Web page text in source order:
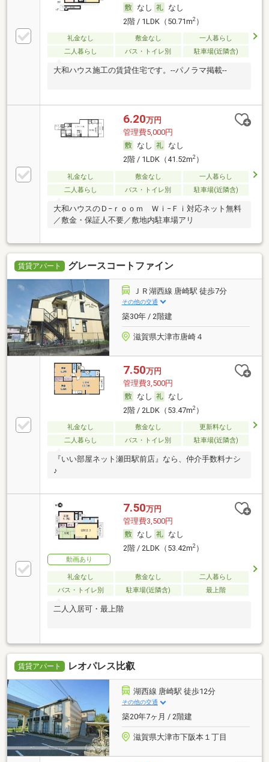
なし
なし
2階 / 1LDK（50.71m2）
礼金なし 敷金なし
一人暮らし
二人暮らし
バス・トイレ別 駐車場(近隣含)
大和ハウス施工の賃貸住宅です。--パノラマ掲載--
6.20万円
管理費5,000円
なし
なし
2階 / 1LDK（41.52m2）
礼金なし 敷金なし
一人暮らし
二人暮らし
バス・トイレ別 駐車場(近隣含)
大和ハウスのＤ−ｒｏｏｍ Ｗｉ−Ｆｉ対応ネット無料
／敷金・保証人不要／敷地内駐車場アリ
賃貸アパート グレースコートファイン
ＪＲ湖西線 唐崎駅 徒歩7分
その他の交通
築30年 / 2階建
滋賀県大津市唐崎４
7.50万円
管理費3,500円
なし
なし
2階 / 2LDK（53.47m2）
礼金なし 敷金なし
更新料なし
二人暮らし
バス・トイレ別 駐車場(近隣含)
『いい部屋ネット瀬田駅前店』なら、仲介手数料ナシ
♪
動画あり
7.50万円
管理費3,500円
なし
なし
2階 / 2LDK（53.42m2）
礼金なし 敷金なし
二人暮らし
バス・トイレ別
駐車場(近隣含) 最上階
二人入居可・最上階
賃貸アパート レオパレス比叡
湖西線 唐崎駅 徒歩12分
その他の交通
築20年7ヶ月 / 2階建
滋賀県大津市下阪本１丁目